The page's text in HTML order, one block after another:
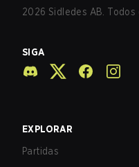
2026 Sidledes AB.
SIGA
EXPLORAR
Partidas